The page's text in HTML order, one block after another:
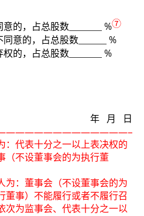
意的，占总股数 %⑦
占总股数
%
总股数 %
年 月 日
代表十分之一以上表决权的
（不设董事会的为执行董
：董事会（不设董事会的为
董事）不能履行或者不履行召
次为监事会、代表十分之一以